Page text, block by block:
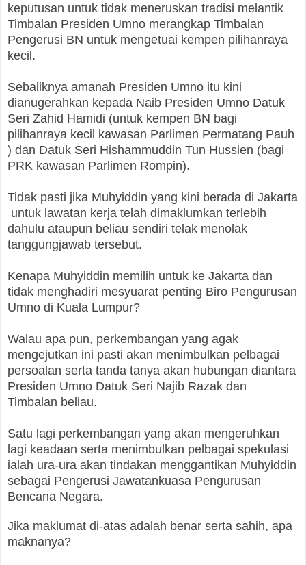
keputusan untuk tidak meneruskan tradisi melantik
Timbalan Presiden Umno merangkap Timbalan
Pengerusi BN untuk mengetuai kempen pilihanraya
kecil.
Sebaliknya amanah Presiden Umno itu kini
dianugerahkan kepada Naib Presiden Umno Datuk
Seri Zahid Hamidi (untuk kempen BN bagi
pilihanraya kecil kawasan Parlimen Permatang Pauh
) dan Datuk Seri Hishammuddin Tun Hussien (bagi
PRK kawasan Parlimen Rompin).
Tidak pasti jika Muhyiddin yang kini berada di Jakarta
untuk lawatan kerja telah dimaklumkan terlebih
dahulu ataupun beliau sendiri telak menolak
tanggungjawab tersebut.
Kenapa Muhyiddin memilih untuk ke Jakarta dan
tidak menghadiri mesyuarat penting Biro Pengurusan
Umno di Kuala Lumpur?
Walau apa pun, perkembangan yang agak
mengejutkan ini pasti akan menimbulkan pelbagai
persoalan serta tanda tanya akan hubungan diantara
Presiden Umno Datuk Seri Najib Razak dan
Timbalan beliau.
Satu lagi perkembangan yang akan mengeruhkan
lagi keadaan serta menimbulkan pelbagai spekulasi
ialah ura-ura akan tindakan menggantikan Muhyiddin
sebagai Pengerusi Jawatankuasa Pengurusan
Bencana Negara.
Jika maklumat di-atas adalah benar serta sahih, apa
maknanya?